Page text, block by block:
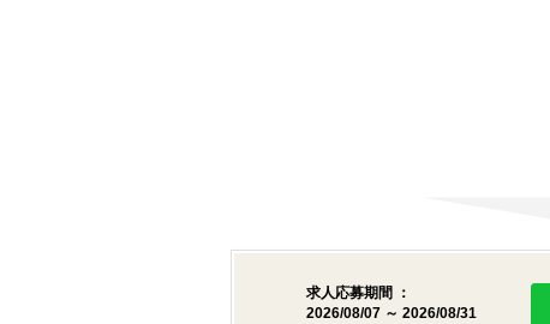
求人応募期間 ：
2026/08/07 ～ 2026/08/31